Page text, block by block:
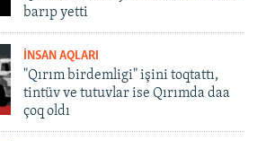
barıp yetti
İNSAN AQLARI
"Qırım birdemligi" işini toqtattı,
tintüv ve tutuvlar ise Qırımda daa
çoq oldı